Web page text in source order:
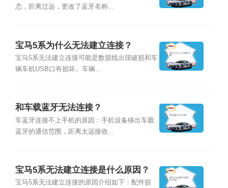
态，距离过远，更改了蓝牙名称...
宝马5系为什么无法建立连接？
宝马5系无法建立连接可能是数据线出现破损和车
辆车机USB口有损坏。车辆...
和车载蓝牙无法连接？
车蓝牙连接不上手机的原因：手机设备移出车载
蓝牙的通信范围，距离太远接收...
宝马5系无法建立连接是什么原因？
宝马5系无法建立连接的原因介绍如下：配件损